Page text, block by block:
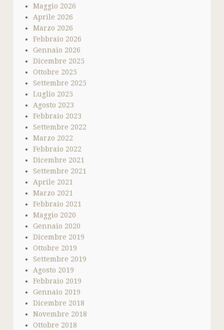
Maggio 2026
Aprile 2026
Marzo 2026
Febbraio 2026
Gennaio 2026
Dicembre 2025
Ottobre 2025
Settembre 2025
Luglio 2025
Agosto 2023
Febbraio 2023
Settembre 2022
Marzo 2022
Febbraio 2022
Dicembre 2021
Settembre 2021
Aprile 2021
Marzo 2021
Febbraio 2021
Maggio 2020
Gennaio 2020
Dicembre 2019
Ottobre 2019
Settembre 2019
Agosto 2019
Febbraio 2019
Gennaio 2019
Dicembre 2018
Novembre 2018
Ottobre 2018